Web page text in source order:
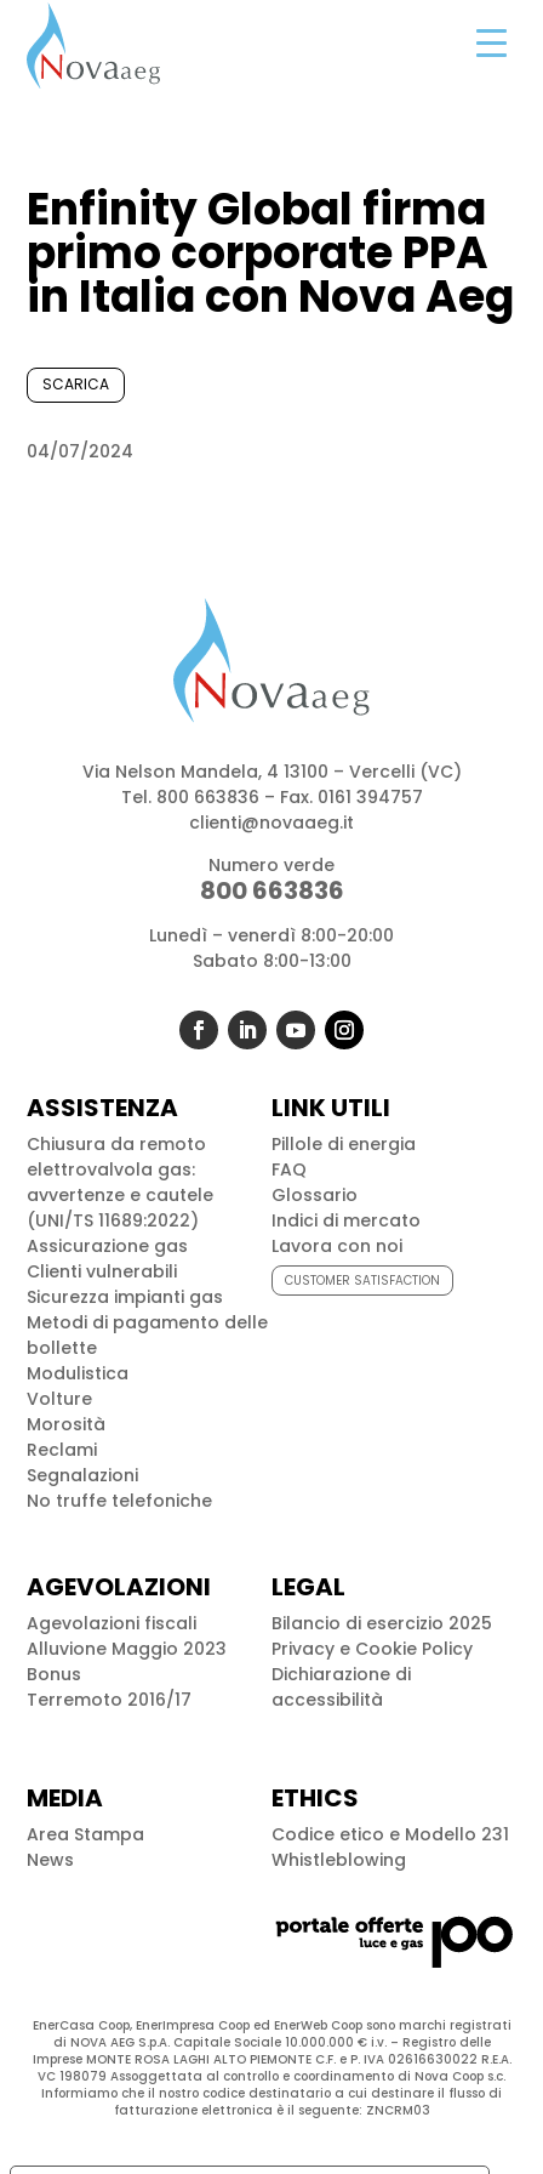
Enfinity Global firma
primo corporate PPA
in Italia con Nova Aeg
SCARICA
04/07/2024
Via Nelson Mandela, 4 13100 – Vercelli (VC)
Tel. 800 663836 – Fax. 0161 394757
clienti@novaaeg.it
Numero verde
800 663836
Lunedì – venerdì 8:00-20:00
Sabato 8:00-13:00
ASSISTENZA
Chiusura da remoto
elettrovalvola gas:
avvertenze e cautele
(UNI/TS 11689:2022)
Assicurazione gas
Clienti vulnerabili
Sicurezza impianti gas
Metodi di pagamento delle
bollette
Modulistica
Volture
Morosità
Reclami
Segnalazioni
No truffe telefoniche
LINK UTILI
Pillole di energia
FAQ
Glossario
Indici di mercato
Lavora con noi
CUSTOMER SATISFACTION
AGEVOLAZIONI
Agevolazioni fiscali
Alluvione Maggio 2023
Bonus
Terremoto 2016/17
LEGAL
Bilancio di esercizio 2025
Privacy e Cookie Policy
Dichiarazione di
accessibilità
MEDIA
Area Stampa
News
ETHICS
Codice etico e Modello 231
Whistleblowing
EnerCasa Coop, EnerImpresa Coop ed EnerWeb Coop sono marchi registrati
di NOVA AEG S.p.A. Capitale Sociale 10.000.000 € i.v. – Registro delle
Imprese MONTE ROSA LAGHI ALTO PIEMONTE C.F. e P. IVA 02616630022 R.E.A.
VC 198079 Assoggettata al controllo e coordinamento di Nova Coop s.c.
Informiamo che il nostro codice destinatario a cui destinare il flusso di
fatturazione elettronica è il seguente: ZNCRM03